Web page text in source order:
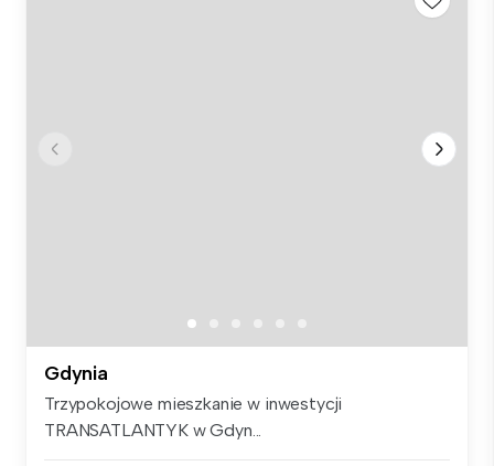
Gdynia
Trzypokojowe mieszkanie w inwestycji
TRANSATLANTYK w Gdyn...